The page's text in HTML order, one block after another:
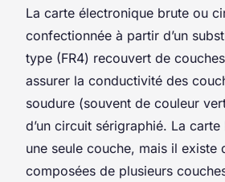
La carte électronique brute ou
confectionnée à partir d’un
type (FR4) recouvert de
assurer la conductivité des
soudure (souvent de couleur
d’un circuit sérigraphié. La
une seule couche, mais il existe
composées de plusieurs